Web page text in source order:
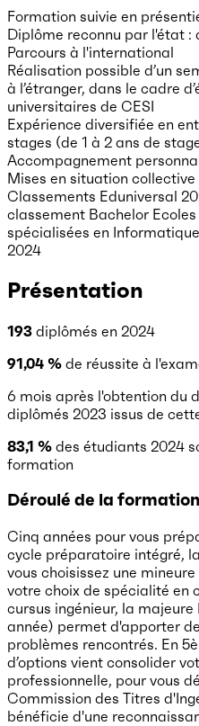
Formation suivie en
Diplôme reconnu par l'état :
Parcours à l'international
Réalisation possible d’un
à l’étranger, dans le cadre
universitaires de CESI
Expérience diversifiée en
stages (de 1 à 2 ans de
Accompagnement
Mises en situation collective
Classements Eduniversal
classement Bachelor
spécialisées en
2024
Présentation
193 diplômés en 2024
91,04 % de réussite à
6 mois après l'obtention du
diplômés 2023 issus de
83,1 % des étudiants 2024
formation
Déroulé de la formation
Cinq années pour vous
cycle préparatoire intégré,
vous choisissez une
votre choix de spécialité en
cursus ingénieur, la
année) permet d'apporter
problèmes rencontrés. En
d’options vient consolider
professionnelle, pour vous
Commission des Titres
bénéficie d'une